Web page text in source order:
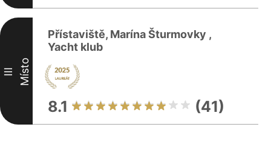
III Místo
Přístaviště, Marína Šturmovky ,
Yacht klub
8.1 (41)